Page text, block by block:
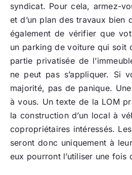
syndicat. Pour cela, armez-
et d’un plan des travaux bien
également de vérifier que
un parking de voiture qui soit
partie privatisée de
ne peut pas s’appliquer. Si
majorité, pas de panique.
à vous. Un texte de la LOM
la construction d’un local à
copropriétaires intéressés.
seront donc uniquement à
eux pourront l’utiliser une fois